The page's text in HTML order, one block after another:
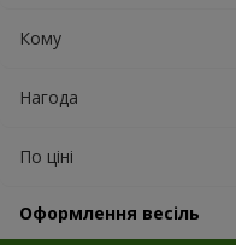
Кому
Нагода
По ціні
Оформлення весіль